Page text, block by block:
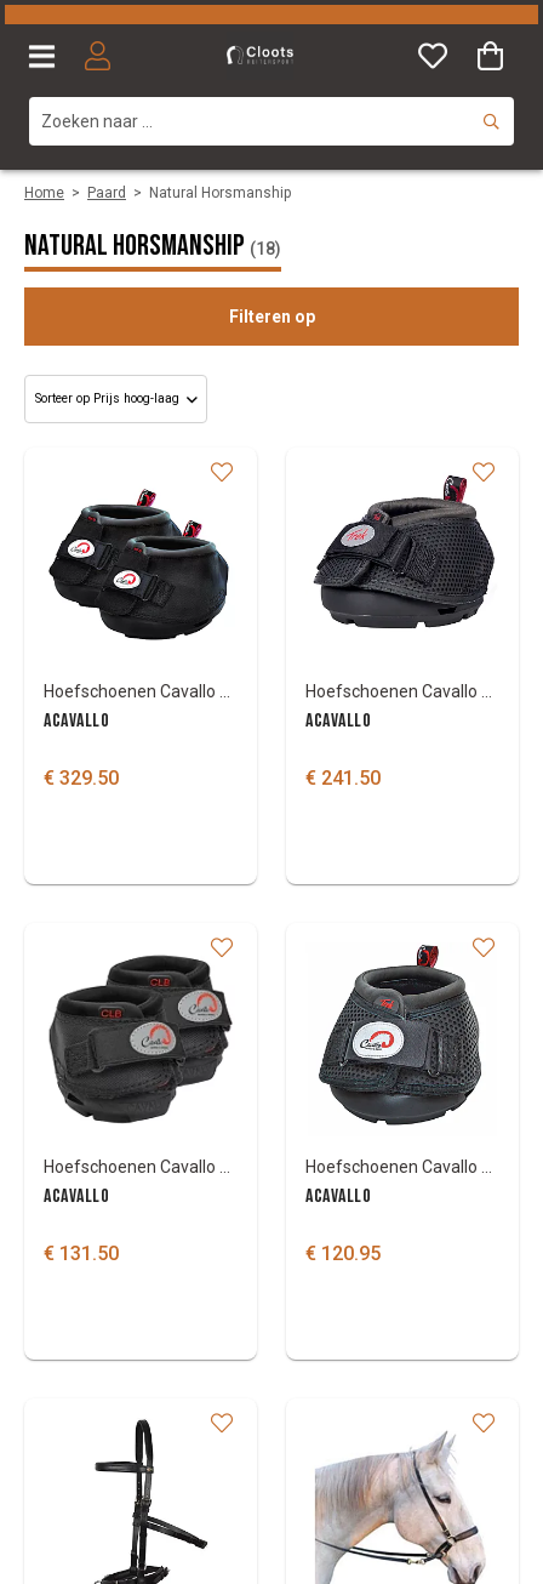
Home > Paard > Natural Horsmanship
Natural Horsmanship (18)
Filteren op
Categorie
Merk
Kleuren
ACAVALLO
€ 329.50
ACAVALLO
€ 241.50
ACAVALLO
€ 131.50
ACAVALLO
€ 120.95